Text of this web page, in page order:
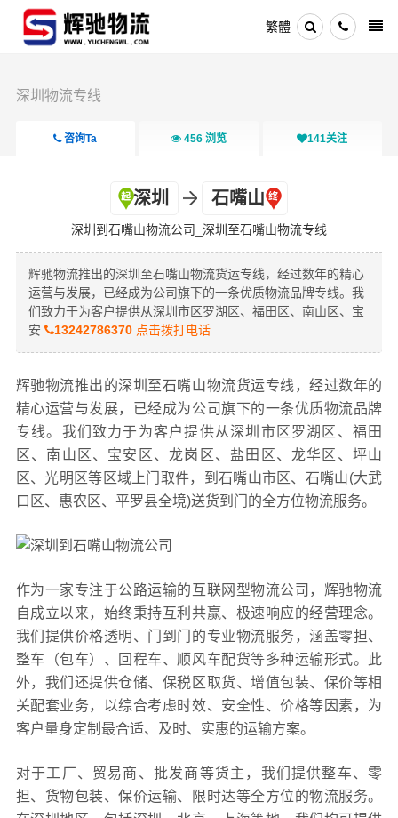
繁體
深圳物流专线
咨询Ta 456 浏览 141关注
深圳 石嘴山
深圳到石嘴山物流公司_深圳至石嘴山物流专线
辉驰物流推出的深圳至石嘴山物流货运专线，经过数年的精心
运营与发展，已经成为公司旗下的一条优质物流品牌专线。我
们致力于为客户提供从深圳市区罗湖区、福田区、南山区、宝
安
13242786370点击拨打电话
辉驰物流推出的深圳至石嘴山物流货运专线，经过数年的
精心运营与发展，已经成为公司旗下的一条优质物流品牌
专线。我们致力于为客户提供从深圳市区罗湖区、福田
区、南山区、宝安区、龙岗区、盐田区、龙华区、坪山
区、光明区等区域上门取件，到石嘴山市区、石嘴山(大武
口区、惠农区、平罗县全境)送货到门的全方位物流服务。
作为一家专注于公路运输的互联网型物流公司，辉驰物流
自成立以来，始终秉持互利共赢、极速响应的经营理念。
我们提供价格透明、门到门的专业物流服务，涵盖零担、
整车（包车）、回程车、顺风车配货等多种运输形式。此
外，我们还提供仓储、保税区取货、增值包装、保价等相
关配套业务，以综合考虑时效、安全性、价格等因素，为
客户量身定制最合适、及时、实惠的运输方案。
对于工厂、贸易商、批发商等货主，我们提供整车、零
担、货物包装、保价运输、限时达等全方位的物流服务。